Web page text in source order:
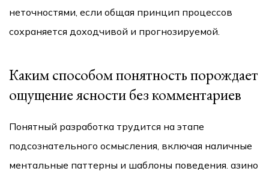
неточностями, если общая принцип процессов
сохраняется доходчивой и прогнозируемой.
Каким способом понятность порождает
ощущение ясности без комментариев
Понятный разработка трудится на этапе
подсознательного осмысления, включая наличные
ментальные паттерны и шаблоны поведения. азино